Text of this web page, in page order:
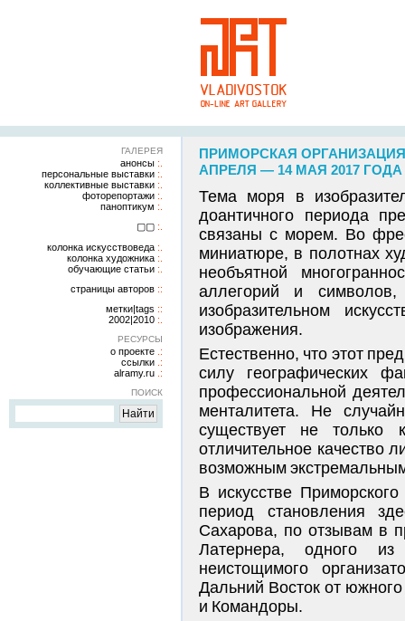
ГАЛЕРЕЯ
анонсы
персональные выставки
коллективные выставки
фоторепортажи
паноптикум
▢▢
колонка искусствоведа
колонка художника
обучающие статьи
страницы авторов
метки|tags
2002|2010
РЕСУРСЫ
о проекте
ссылки
alramy.ru
ПОИСК
ПРИМОРСКАЯ
АПРЕЛЯ — 14 МАЯ 2017 ГОДА
Тема моря в
доантичного периода
связаны с морем. Во
миниатюре, в полотнах
необъятной
аллегорий и
изобразительном
изображения.
Естественно, что этот
силу географических
профессиональной
менталитета. Не
существует не только
отличительное качество
возможным
В искусстве
период становления
Сахарова, по отзывам в
Латернера, одного из
неистощимого
Дальний Восток от
и Командоры.